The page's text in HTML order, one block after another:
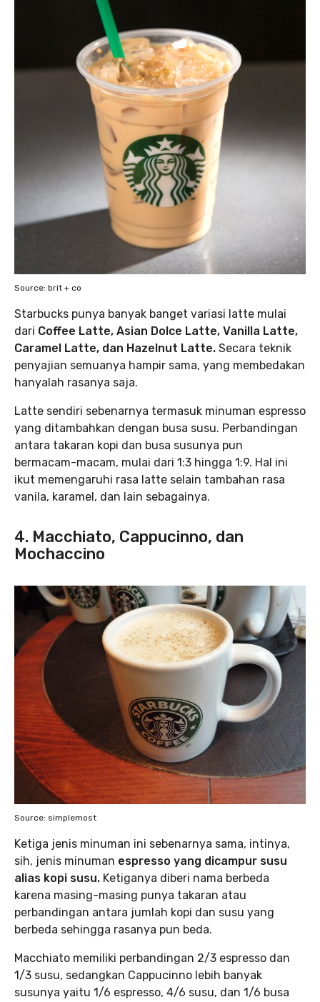
Source: brit + co
Starbucks punya banyak banget variasi latte mulai
dari Coffee Latte, Asian Dolce Latte, Vanilla Latte,
Caramel Latte, dan Hazelnut Latte. Secara teknik
penyajian semuanya hampir sama, yang membedakan
hanyalah rasanya saja.
Latte sendiri sebenarnya termasuk minuman espresso
yang ditambahkan dengan busa susu. Perbandingan
antara takaran kopi dan busa susunya pun
bermacam-macam, mulai dari 1:3 hingga 1:9. Hal ini
ikut memengaruhi rasa latte selain tambahan rasa
vanila, karamel, dan lain sebagainya.
4. Macchiato, Cappucinno, dan
Mochaccino
Source: simplemost
Ketiga jenis minuman ini sebenarnya sama, intinya,
sih, jenis minuman espresso yang dicampur susu
alias kopi susu. Ketiganya diberi nama berbeda
karena masing-masing punya takaran atau
perbandingan antara jumlah kopi dan susu yang
berbeda sehingga rasanya pun beda.
Macchiato memiliki perbandingan 2/3 espresso dan
1/3 susu, sedangkan Cappucinno lebih banyak
susunya yaitu 1/6 espresso, 4/6 susu, dan 1/6 busa